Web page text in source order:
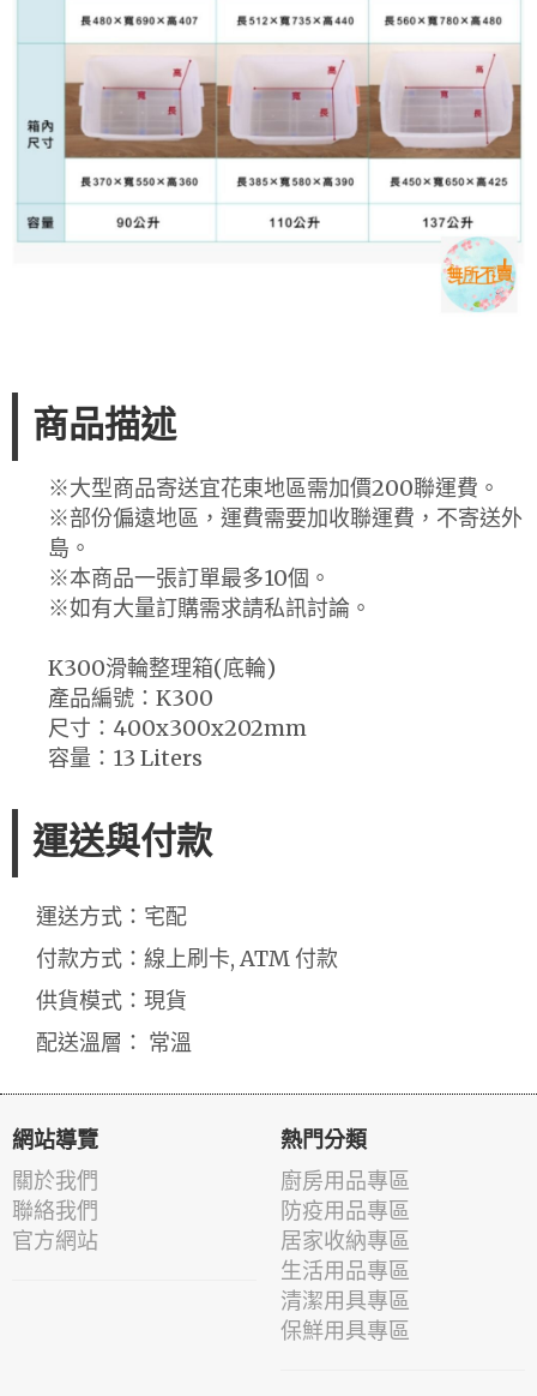
商品描述
※大型商品寄送宜花東地區需加價200聯運費。
※部份偏遠地區，運費需要加收聯運費，不寄送外
島。
※本商品一張訂單最多10個。
※如有大量訂購需求請私訊討論。
K300滑輪整理箱(底輪)
產品編號：K300
尺寸：400x300x202mm
容量：13 Liters
運送與付款
運送方式：宅配
付款方式：線上刷卡, ATM 付款
供貨模式：現貨
配送溫層： 常溫
網站導覽
關於我們
聯絡我們
官方網站
熱門分類
廚房用品專區
防疫用品專區
居家收納專區
生活用品專區
清潔用具專區
保鮮用具專區